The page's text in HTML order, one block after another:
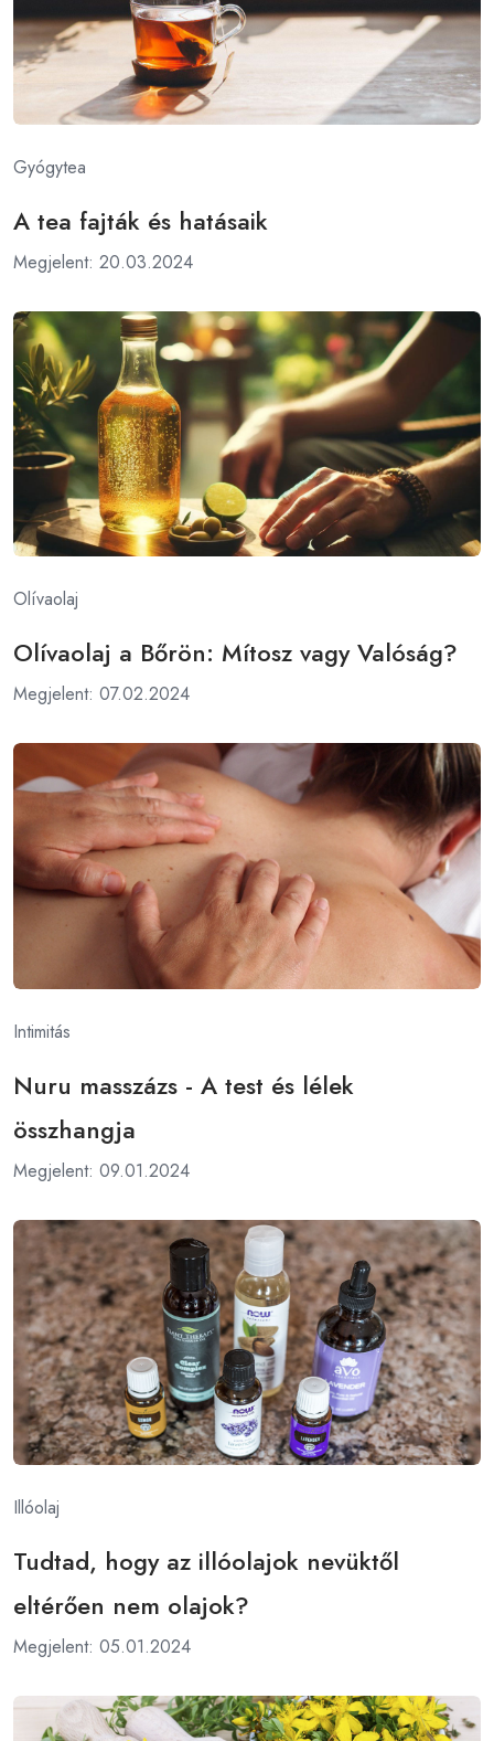
Gyógytea
A tea fajták és hatásaik
Megjelent: 20.03.2024
Olívaolaj
Olívaolaj a Bőrön: Mítosz vagy Valóság?
Megjelent: 07.02.2024
Intimitás
Nuru masszázs - A test és lélek
összhangja
Megjelent: 09.01.2024
Illóolaj
Tudtad, hogy az illóolajok nevüktől
eltérően nem olajok?
Megjelent: 05.01.2024